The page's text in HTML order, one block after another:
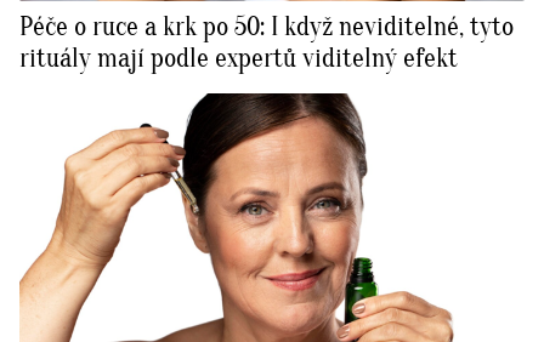
Péče o ruce a krk po 50: I když neviditelné, tyto
rituály mají podle expertů viditelný efekt